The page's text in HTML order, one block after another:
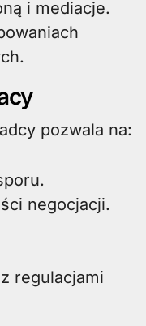
i mediacje.
pozwala na:
negocjacji.
regulacjami